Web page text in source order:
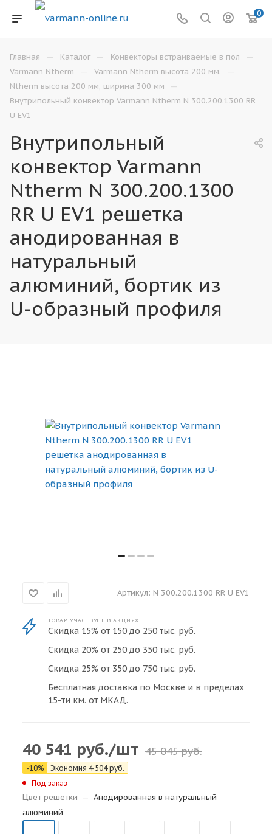
0
Главная — Каталог — Конвекторы встраиваемые в пол —
Varmann Ntherm — Varmann Ntherm высота 200 мм. —
Ntherm высота 200 мм, ширина 300 мм —
Внутрипольный конвектор Varmann Ntherm N 300.200.1300 RR
U EV1
Внутрипольный
конвектор Varmann
Ntherm N 300.200.1300
RR U EV1 решетка
анодированная в
натуральный
алюминий, бортик из
U-образный профиля
Артикул: N 300.200.1300 RR U EV1
ТОВАР УЧАСТВУЕТ В АКЦИЯХ
Скидка 15% от 150 до 250 тыс. руб.
Скидка 20% от 250 до 350 тыс. руб.
Скидка 25% от 350 до 750 тыс. руб.
Бесплатная доставка по Москве и в пределах
15-ти км. от МКАД.
40 541 руб./шт 45 045руб.
-10% Экономия 4 504руб.
Под заказ
Цвет решетки — Анодированная в натуральный
алюминий